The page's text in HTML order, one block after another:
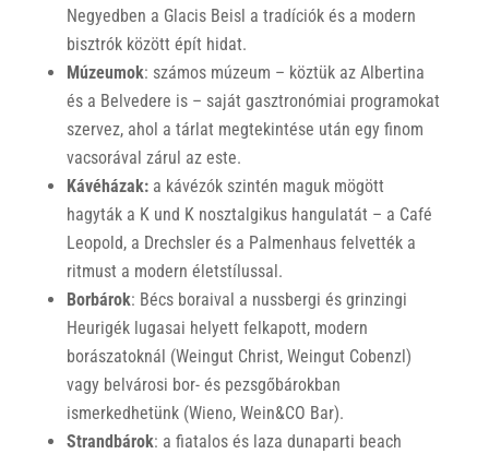
Negyedben a Glacis Beisl a tradíciók és a modern
bisztrók között épít hidat.
Múzeumok: számos múzeum – köztük az Albertina
és a Belvedere is – saját gasztronómiai programokat
szervez, ahol a tárlat megtekintése után egy finom
vacsorával zárul az este.
Kávéházak:a kávézók szintén maguk mögött
hagyták a K und K nosztalgikus hangulatát – a Café
Leopold, a Drechsler és a Palmenhaus felvették a
ritmust a modern életstílussal.
Borbárok: Bécs boraival a nussbergi és grinzingi
Heurigék lugasai helyett felkapott, modern
borászatoknál (Weingut Christ, Weingut Cobenzl)
vagy belvárosi bor- és pezsgőbárokban
ismerkedhetünk (Wieno, Wein&CO Bar).
Strandbárok: a fiatalos és laza dunaparti beach